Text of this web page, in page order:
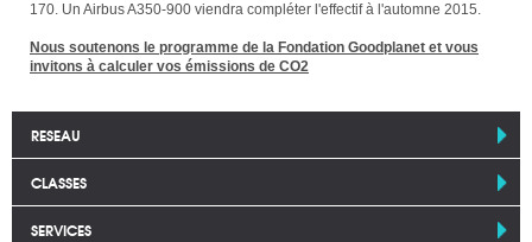
170. Un Airbus A350-900 viendra compléter l'effectif à l'automne 2015.
Nous soutenons le programme de la Fondation Goodplanet et vous
invitons à calculer vos émissions de CO2
RESEAU
CLASSES
SERVICES